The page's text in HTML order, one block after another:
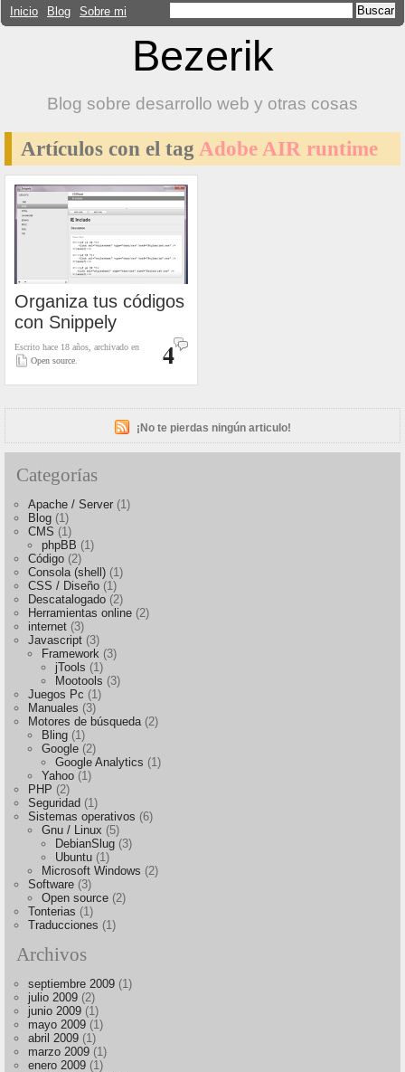
Bezerik
Blog sobre desarrollo web y otras cosas
Inicio Blog Sobre mi
Artículos con el tag Adobe AIR runtime
Organiza tus códigos
con Snippely
4
Escrito hace 18 años, archivado en
Open source
¡No te pierdas ningún articulo!
Categorías
Apache / Server (1)
Blog (1)
CMS (1)
phpBB (1)
Código (2)
Consola (shell) (1)
CSS / Diseño (1)
Descatalogado (2)
Herramientas online (2)
internet (3)
Javascript (3)
Framework (3)
jTools (1)
Mootools (3)
Juegos Pc (1)
Manuales (3)
Motores de búsqueda (2)
Bling (1)
Google (2)
Google Analytics (1)
Yahoo (1)
PHP (2)
Seguridad (1)
Sistemas operativos (6)
Gnu / Linux (5)
DebianSlug (3)
Ubuntu (1)
Microsoft Windows (2)
Software (3)
Open source (2)
Tonterias (1)
Traducciones (1)
Archivos
septiembre 2009 (1)
julio 2009 (2)
junio 2009 (1)
mayo 2009 (1)
abril 2009 (1)
marzo 2009 (1)
enero 2009 (1)